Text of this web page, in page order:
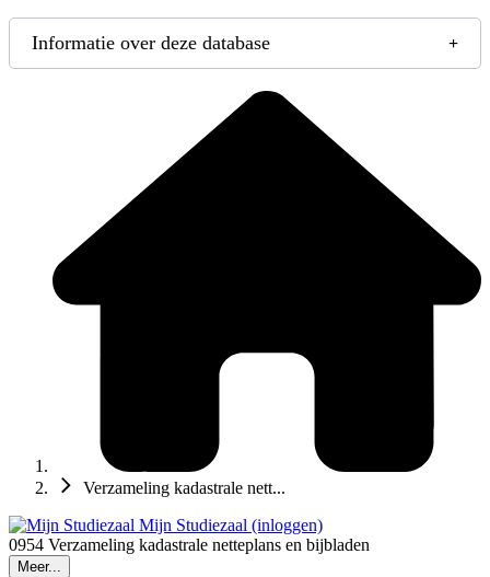
Informatie over deze database
Verzameling kadastrale nett...
Mijn Studiezaal (inloggen)
0954 Verzameling kadastrale netteplans en bijbladen
Meer...